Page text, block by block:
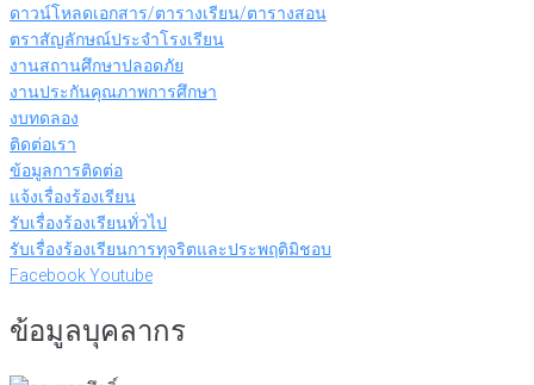
ดาวน์โหลดเอกสาร/ตารางเรียน/ตารางสอน
ตราสัญลักษณ์ประจำโรงเรียน
งานสถานศึกษาปลอดภัย
งานประกันคุณภาพการศึกษา
งบทดลอง
ติดต่อเรา
ข้อมูลการติดต่อ
แจ้งเรื่องร้องเรียน
รับเรื่องร้องเรียนทั่วไป
รับเรื่องร้องเรียนการทุจริตและประพฤติมิชอบ
FacebookYoutube
ข้อมูลบุคลากร